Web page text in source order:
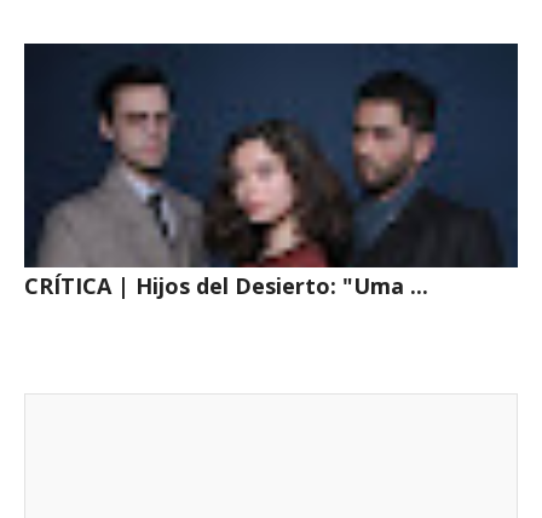
CRÍTICA | Hijos del Desierto: "Uma ...